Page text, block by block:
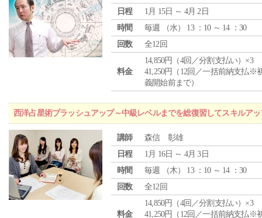
日程
1月 15日 ～ 4月 2日
時間
毎週 （水） 13 ：10 ～ 14 ：30
回数
全12回
料金
14,850円（4回／分割支払い）×3
41,250円（12回／一括前納支払※
義開始前まで）
西洋占星術ブラッシュアップ～中級レベルまでを総復習してスキルア
講師
森信 彰雄
日程
1月 16日 ～ 4月 3日
時間
毎週 （木） 13 ：10 ～ 14 ：30
回数
全12回
料金
14,850円（4回／分割支払い）×3
41,250円（12回／一括前納支払※